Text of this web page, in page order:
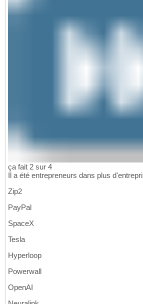
ça fait 2 sur 4
Il a été entrepreneurs dans plus
Zip2
PayPal
SpaceX
Tesla
Hyperloop
Powerwall
OpenAI